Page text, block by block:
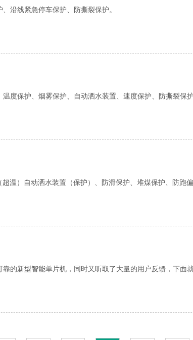
沿线紧急停车保护、防撕裂保护。
度保护、烟雾保护、自动洒水装置、速度保护、防撕裂保
温）自动洒水装置（保护）、防滑保护、堆煤保护、防跑偏
的新型智能单片机，同时又听取了大量的用户反馈，下面